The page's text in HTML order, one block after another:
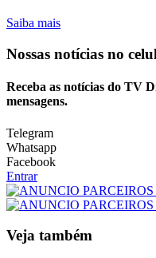
Saiba mais
Nossas notícias no
Receba as notícias do TV
mensagens.
Telegram
Whatsapp
Facebook
Entrar
Veja também